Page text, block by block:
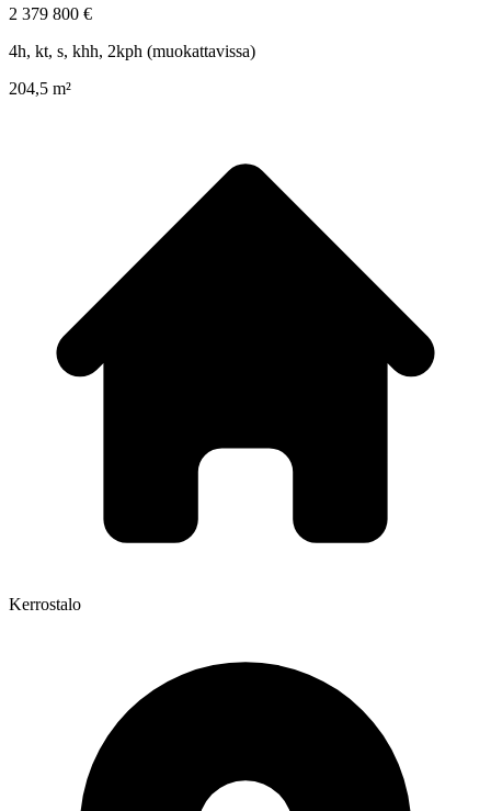
2 379 800 €
4h, kt, s, khh, 2kph (muokattavissa)
204,5 m²
Kerrostalo